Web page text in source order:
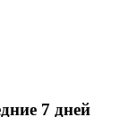
7 дней